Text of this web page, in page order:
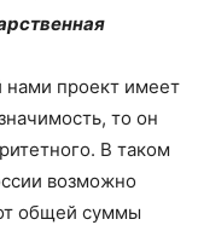
нами проект имеет
то он
В таком
возможно
общей суммы